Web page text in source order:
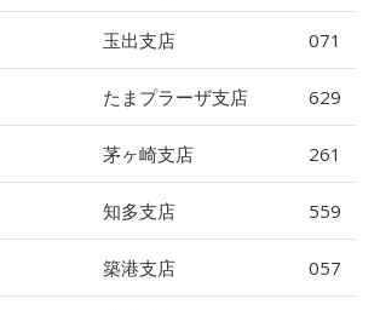
玉出支店 071
たまプラーザ支店 629
茅ヶ崎支店 261
知多支店 559
築港支店 057